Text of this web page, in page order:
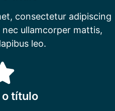
consectetur adipiscing
ullamcorper mattis,
leo.
o título